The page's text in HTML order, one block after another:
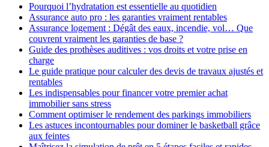
Pourquoi l’hydratation est essentielle au quotidien
Assurance auto pro : les garanties vraiment rentables
Assurance logement : Dégât des eaux, incendie, vol… Que
couvrent vraiment les garanties de base ?
Guide des prothèses auditives : vos droits et votre prise en
charge
Le guide pratique pour calculer des devis de travaux ajustés et
rentables
Les indispensables pour financer votre premier achat
immobilier sans stress
Comment optimiser le rendement des parkings immobiliers
Les astuces incontournables pour dominer le basketball grâce
aux feintes